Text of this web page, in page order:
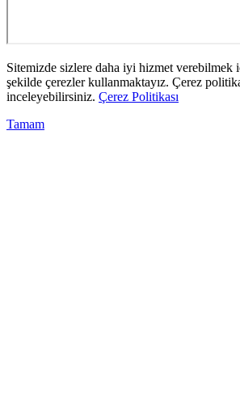
Sitemizde sizlere daha iyi hizmet
şekilde çerezler kullanmaktayız. Çerez
inceleyebilirsiniz. Çerez Politikası
Tamam